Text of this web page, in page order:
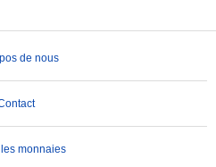
de nous
monnaies